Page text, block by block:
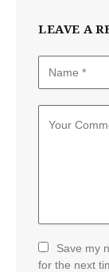
LEAVE A
Save my
for the next